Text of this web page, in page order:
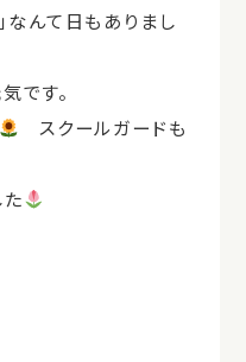
」なんて日もありまし
です。
スクールガードも